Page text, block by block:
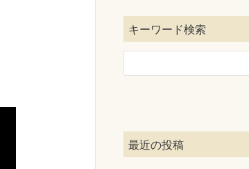
キーワード検索
最近の投稿